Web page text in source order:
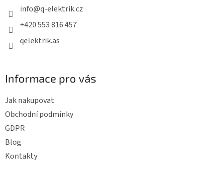
info@q-elektrik.cz
+420 553 816 457
qelektrik.as
Informace pro vás
Jak nakupovat
Obchodní podmínky
GDPR
Blog
Kontakty